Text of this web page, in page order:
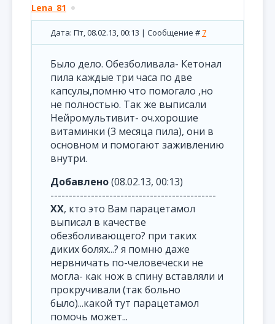
Lena_81
Дата: Пт, 08.02.13, 00:13 | Сообщение #7
Было дело. Обезболивала- Кетонал
пила каждые три часа по две
капсулы,помню что помогало ,но
не полностью. Так же выписали
Нейромультивит- оч.хорошие
витаминки (3 месяца пила), они в
основном и помогают заживлению
внутри.
Добавлено(08.02.13, 00:13)
---------------------------------------------
XX, кто это Вам парацетамол
выписал в качестве
обезболивающего? при таких
диких болях...? я помню даже
нервничать по-человечески не
могла- как нож в спину вставляли и
прокручивали (так больно
было)...какой тут парацетамол
помочь может...